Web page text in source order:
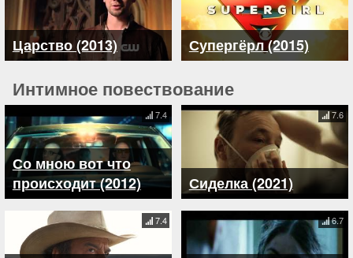
Царство (2013) Супергёрл (2015)
Интимное повествование
Со мною вот что
происходит (2012)
7.4
Сиделка (2021)
7.6
7.4 6.7